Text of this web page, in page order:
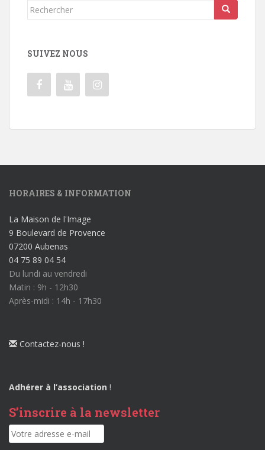
Rechercher...
SUIVEZ NOUS
HORAIRES & INFORMATION
La Maison de l'Image
9 Boulevard de Provence
07200 Aubenas
04 75 89 04 54
Du lundi au vendredi
Matin : 9h - 12h30
Après-midi : 14h - 17h30
Contactez-nous !
Adhérer à l’association !
S’inscrire à la newsletter